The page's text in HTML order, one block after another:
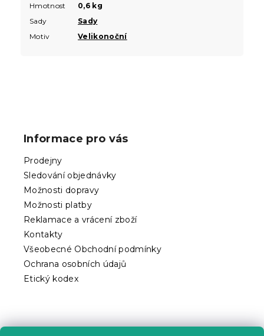
Hmotnost
0,6 kg
Sady
Sady
Motiv
Velikonoční
Informace pro vás
Prodejny
Sledování objednávky
Možnosti dopravy
Možnosti platby
Reklamace a vrácení zboží
Kontakty
Všeobecné Obchodní podmínky
Ochrana osobních údajů
Etický kodex